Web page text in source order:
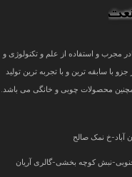
1376 با بهره گیری از کادر مجرب و استفاده از علم و تکنولوژی و
با سابقه ترین و با تجربه ترین تولید
محصولات چوبی و خانگی می باشد.
آباد-خ نمک صالح
جنوبی-نبش کوچه بخشی-گالری آریان